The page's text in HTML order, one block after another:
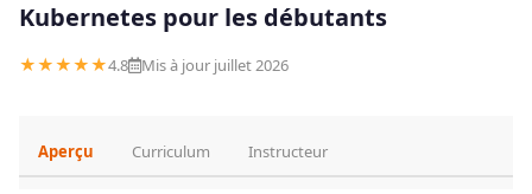
Kubernetes pour les débutants
★★★★★4.8 Mis à jour juillet 2026
Aperçu Curriculum Instructeur